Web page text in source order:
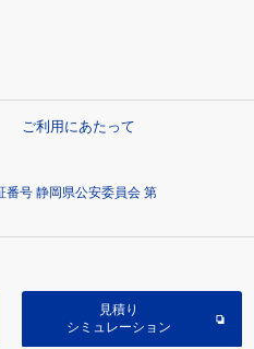
ご利用にあたって
番号 静岡県公安委員会 第
見積り
シミュレーション